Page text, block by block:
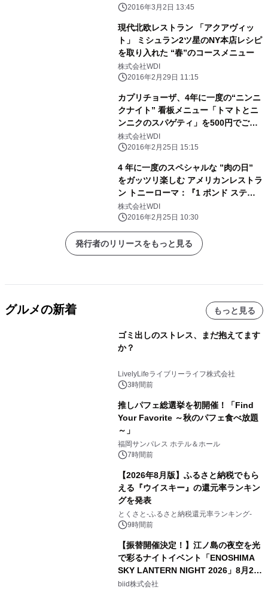
2016年3月2日 13:45
現代北欧レストラン 「アクアヴィッ
ト」 ミシュラン2ツ星のNY本店レシピ
を取り入れた “春”のコースメニュー
株式会社WDI
2016年2月29日 11:15
カプリチョーザ、4年に一度の“ニンニ
クナイト” 看板メニュー「トマトとニ
ンニクのスパゲティ」を500円でご提
供
株式会社WDI
2016年2月25日 15:15
4 年に一度のスペシャルな ”肉の日”
をガッツリ楽しむ アメリカンレストラ
ン トニーローマ：『1 ポンド ステー
キ』 販売
株式会社WDI
2016年2月25日 10:30
発行者のリリースをもっと見る
グルメの新着 もっと見る
ゴミ出しのストレス、まだ抱えてます
か？
LivelyLifeライブリーライフ株式会社
3時間前
推しパフェ総選挙を初開催！「Find
Your Favorite ～秋のパフェ食べ放題
～」
福岡サンパレス ホテル＆ホール
7時間前
【2026年8月版】ふるさと納税でもら
える『ウイスキー』の還元率ランキン
グを発表
とくさと-ふるさと納税還元率ランキング-
9時間前
【振替開催決定！】江ノ島の夜空を光
で彩るナイトイベント「ENOSHIMA
SKY LANTERN NIGHT 2026」8月22
日(土)振替開催＆受付スタート！
biid株式会社